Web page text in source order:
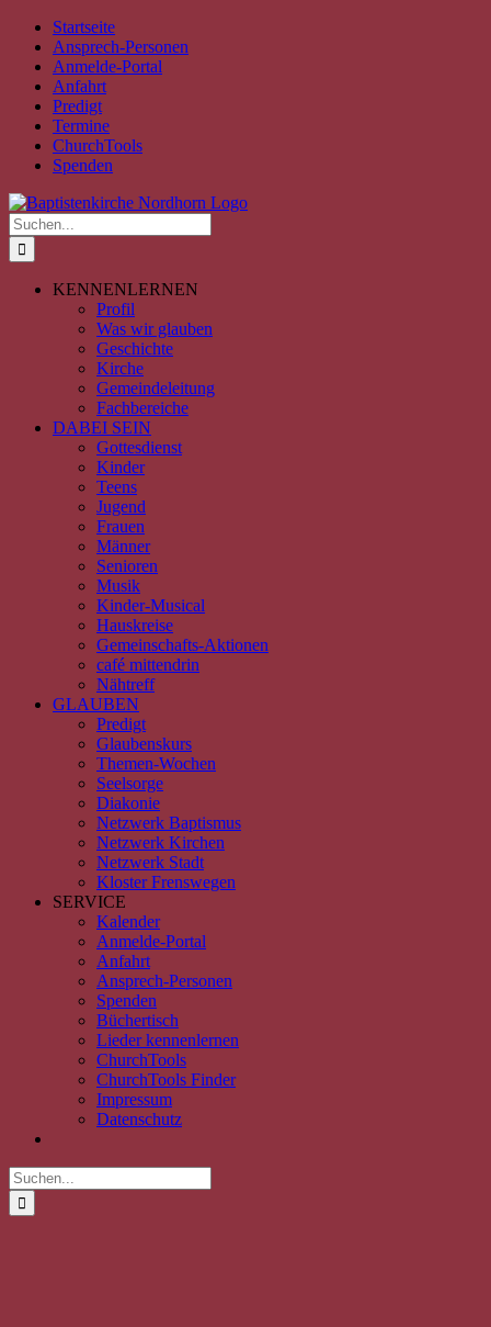
Zum
Inhalt
springen
Facebook
Instagram
YouTube
Spotify
Mail
PayPalStartseite
Ansprech-Personen
Anmelde-Portal
Anfahrt
Predigt
Termine
ChurchTools
Spenden
Suche
nach:
KENNENLERNEN
Profil
Was wir glauben
Geschichte
Kirche
Gemeindeleitung
Fachbereiche
DABEI SEIN
Gottesdienst
Kinder
Teens
Jugend
Frauen
Männer
Senioren
Musik
Kinder-Musical
Hauskreise
Gemeinschafts-Aktionen
café mittendrin
Nähtreff
GLAUBEN
Predigt
Glaubenskurs
Themen-Wochen
Seelsorge
Diakonie
Netzwerk Baptismus
Netzwerk Kirchen
Netzwerk Stadt
Kloster Frenswegen
SERVICE
Kalender
Anmelde-Portal
Anfahrt
Ansprech-Personen
Spenden
Büchertisch
Lieder kennenlernen
ChurchTools
ChurchTools Finder
Impressum
Datenschutz
Suche
nach: